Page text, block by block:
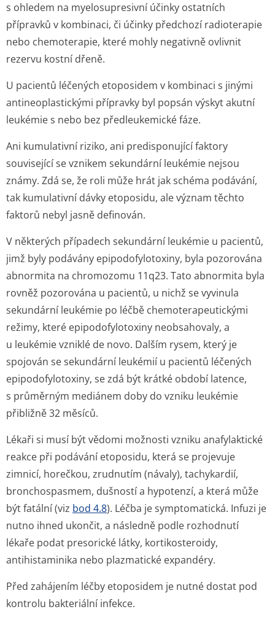
s ohledem na myelosupresivní účinky ostatních
přípravků v kombinaci, či účinky předchozí radioterapie
nebo chemoterapie, které mohly negativně ovlivnit
rezervu kostní dřeně.
U pacientů léčených etoposidem v kombinaci s jinými
antineoplastickými přípravky byl popsán výskyt akutní
leukémie s nebo bez předleukemické fá­ze.
Ani kumulativní riziko, ani predisponující faktory
související se vznikem sekundární leukémie nejsou
známy. Zdá se, že roli může hrát jak schéma podávání,
tak kumulativní dávky etoposidu, ale význam těchto
faktorů nebyl jasně definován.
V některých případech sekundární leukémie u pacientů,
jimž byly podávány epipodofylotoxiny, byla pozorována
abnormita na chromozomu 11q23. Tato abnormita byla
rovněž pozorována u pacientů, u nichž se vyvinula
sekundární leukémie po léčbě chemoterapeutickými
režimy, které epipodofylotoxiny neobsahovaly, a
u leukémie vzniklé de novo. Dalším rysem, který je
spojován se sekundární leukémií u pacientů léčených
epipodofylotoxiny, se zdá být krátké období latence,
s průměrným mediánem doby do vzniku leukémie
přibližně 32 měsíců.
Lékaři si musí být vědomi možnosti vzniku anafylaktické
reakce při podávání etoposidu, která se projevuje
zimnicí, horečkou, zrudnutím (návaly), tachykardií,
bronchospasmem, dušností a hypotenzí, a která může
být fatální (viz bod 4.8). Léčba je symptomatická. Infuzi je
nutno ihned ukončit, a následně podle rozhodnutí
lékaře podat presorické látky, kortikosteroidy,
antihistaminika nebo plazmatické expandéry.
Před zahájením léčby etoposidem je nutné dostat pod
kontrolu bakteriální infekce.